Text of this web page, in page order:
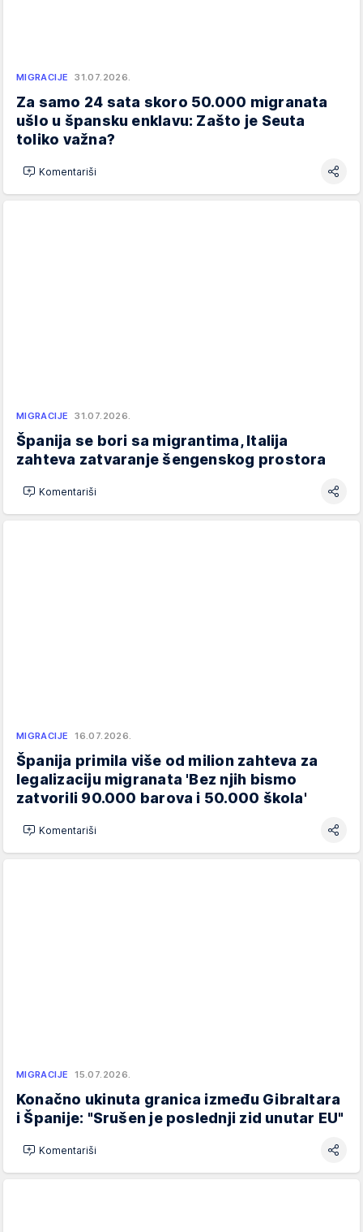
MIGRACIJE 31.07.2026.
Za samo 24 sata skoro 50.000 migranata
ušlo u špansku enklavu: Zašto je Seuta
toliko važna?
Komentariši
MIGRACIJE 31.07.2026.
Španija se bori sa migrantima, Italija
zahteva zatvaranje šengenskog prostora
Komentariši
MIGRACIJE 16.07.2026.
Španija primila više od milion zahteva za
legalizaciju migranata 'Bez njih bismo
zatvorili 90.000 barova i 50.000 škola'
Komentariši
MIGRACIJE 15.07.2026.
Konačno ukinuta granica između Gibraltara
i Španije: "Srušen je poslednji zid unutar EU"
Komentariši